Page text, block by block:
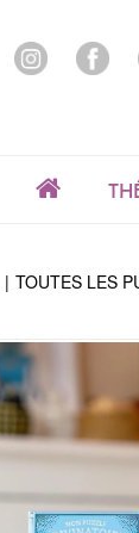
TOUTES LES